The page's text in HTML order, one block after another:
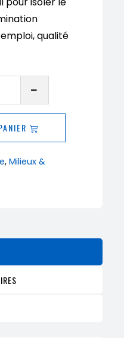
qualité
Boîtes
de
MYPA
, Milieux &